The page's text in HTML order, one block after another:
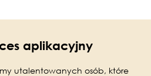
aplikacyjny
utalentowanych osób, które